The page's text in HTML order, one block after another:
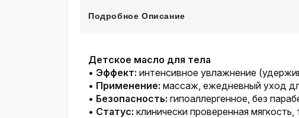
Подробное Описание
Детское масло для тела
• Эффект: интенсивное увлажнение
• Применение: массаж, ежедневный уход
• Безопасность: гипоаллергенное, без
• Статус: клинически проверенная